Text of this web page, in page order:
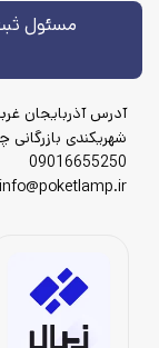
مسئول
آدرس آذربایجان
شهریکندی بازرگانی
09016655250
info@poketlamp.ir